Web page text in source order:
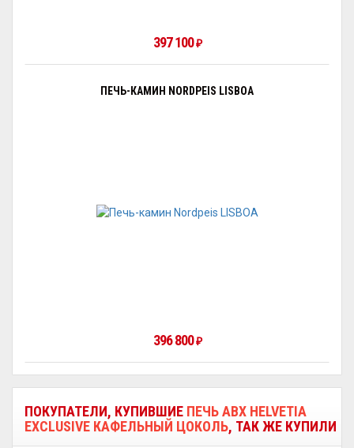
397 100 ₽
ПЕЧЬ-КАМИН NORDPEIS LISBOA
396 800 ₽
ПОКУПАТЕЛИ, КУПИВШИЕ ПЕЧЬ ABX HELVETIA
EXCLUSIVE КАФЕЛЬНЫЙ ЦОКОЛЬ, ТАК ЖЕ КУПИЛИ